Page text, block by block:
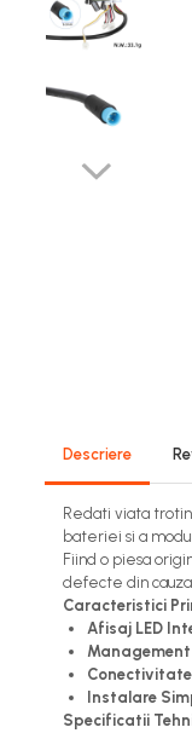
https://
Discuri frana
Manete de frana
https://
https://
trotinete-electrice
https://
cu-camera
cauciucuri-
Camere bicicleta
Descriere
Redati viata
bateriei si a
Fiind o piesa
defecte din
Caracteristici
Afisaj LED
Instalare
Specificatii